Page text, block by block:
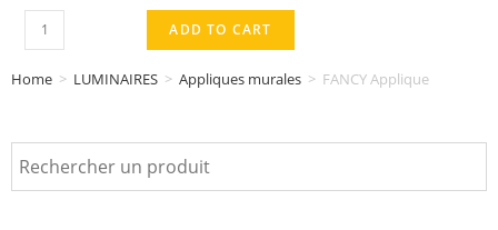
ADD TO CART
Home > LUMINAIRES > Appliques murales > FANCY Applique